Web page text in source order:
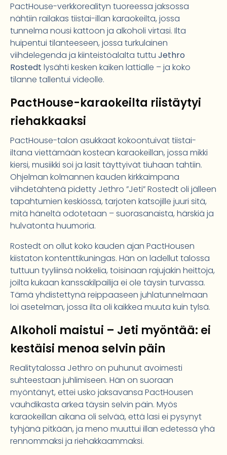
PactHouse-verkkorealityn tuoreessa jaksossa
nähtiin railakas tiistai-illan karaokeilta, jossa
tunnelma nousi kattoon ja alkoholi virtasi. Ilta
huipentui tilanteeseen, jossa turkulainen
viihdelegenda ja kiinteistöalalta tuttu Jethro
Rostedt lysähti kesken kaiken lattialle – ja koko
tilanne tallentui videolle.
PactHouse-karaokeilta riistäytyi
riehakkaaksi
PactHouse-talon asukkaat kokoontuivat tiistai-
iltana viettämään kostean karaokeillan, jossa mikki
kiersi, musiikki soi ja lasit täyttyivät tiuhaan tahtiin.
Ohjelman kolmannen kauden kirkkaimpana
viihdetähtenä pidetty Jethro ”Jeti” Rostedt oli jälleen
tapahtumien keskiössä, tarjoten katsojille juuri sitä,
mitä häneltä odotetaan – suorasanaista, härskiä ja
hulvatonta huumoria.
Rostedt on ollut koko kauden ajan PactHousen
kiistaton kontenttikuningas. Hän on ladellut talossa
tuttuun tyyliinsä nokkelia, toisinaan rajujakin heittoja,
joilta kukaan kanssakilpailija ei ole täysin turvassa.
Tämä yhdistettynä reippaaseen juhlatunnelmaan
loi asetelman, jossa ilta oli kaikkea muuta kuin tylsä.
Alkoholi maistui – Jeti myöntää: ei
kestäisi menoa selvin päin
Realitytalossa Jethro on puhunut avoimesti
suhteestaan juhlimiseen. Hän on suoraan
myöntänyt, ettei usko jaksavansa PactHousen
vauhdikasta arkea täysin selvin päin. Myös
karaokeillan aikana oli selvää, että lasi ei pysynyt
tyhjänä pitkään, ja meno muuttui illan edetessä yhä
rennommaksi ja riehakkaammaksi.